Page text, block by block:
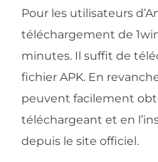
Pour les utilisateurs
téléchargement de
minutes. Il suffit de
fichier APK. En
peuvent facilement
téléchargeant et en
depuis le site officiel.